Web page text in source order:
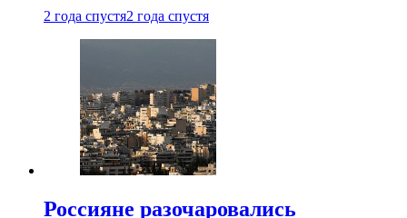
2 года спустя2 года спустя
Россияне разочаровались